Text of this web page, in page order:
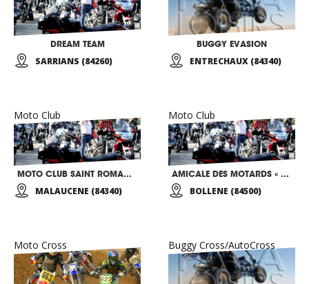
DREAM TEAM
SARRIANS (84260)
BUGGY EVASION
ENTRECHAUX (84340)
Moto Club
MOTO CLUB SAINT ROMANAIS
MALAUCENE (84340)
Moto Club
AMICALE DES MOTARDS « LES BELUGUES »
BOLLENE (84500)
Moto Cross Buggy Cross/AutoCross